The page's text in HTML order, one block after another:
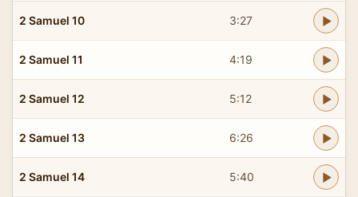
2 Samuel 10 3:27
2 Samuel 11 4:19
2 Samuel 12 5:12
2 Samuel 13 6:26
2 Samuel 14 5:40